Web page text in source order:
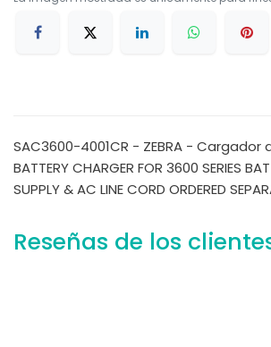
SAC3600-4001CR - ZEBRA - Cargador
BATTERY CHARGER FOR 3600 SERIES
SUPPLY & AC LINE CORD ORDERED
Reseñas de los